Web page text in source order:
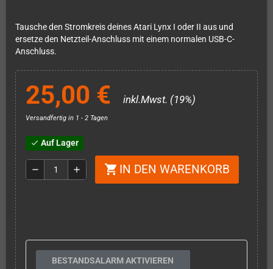
Tausche den Stromkreis deines Atari Lynx I oder II aus und
ersetze den Netzteil-Anschluss mit einem normalen USB-C-
Anschluss.
25,00 € inkl.Mwst. (19%)
Versandfertig in 1 - 2 Tagen
check Auf Lager
remove add shopping_cart IN DEN WARENKORB
BESTANDSALARM AKTIVIEREN